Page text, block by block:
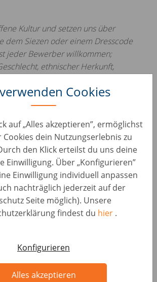
Cookies
auf „Alles akzeptieren”, ermöglichst
dein Nutzungserlebnis zu
den Klick erteilst du uns deine
Einwilligung. Über „Konfigurieren”
Einwilligung individuell anpassen
nachträglich jederzeit auf der
Seite möglich). Unsere
findest du hier .
Konfigurieren
Alles akzeptieren
Kultur und setzen uns über
dem Siezen oder einem Dresscode
jeder Bewerber willkommen;
ethnischer Herkunft,
Aus Gründen der
wird auf die gleichzeitige